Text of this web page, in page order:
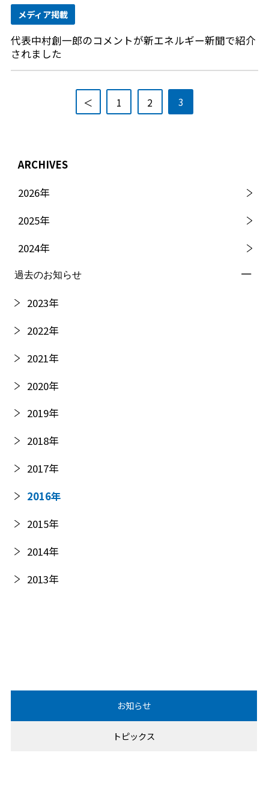
メディア掲載
代表中村創一郎のコメントが新エネルギー新聞で紹介
されました
＜ 1 2 3
ARCHIVES
2026年
2025年
2024年
過去のお知らせ
2023年
2022年
2021年
2020年
2019年
2018年
2017年
2016年
2015年
2014年
2013年
お知らせ
トピックス